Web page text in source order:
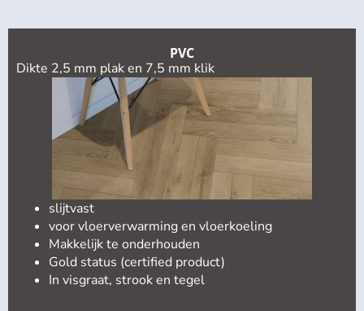
PVC
Dikte 2,5 mm plak en 7,5 mm klik
slijtvast
voor vloerverwarming en vloerkoeling
Makkelijk te onderhouden
Gold status (certified product)
In visgraat, strook en tegel